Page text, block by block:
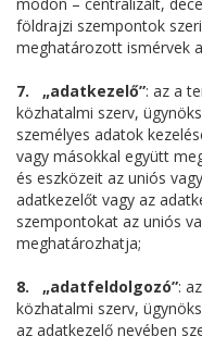
földrajzi szempontok
meghatározott ismérvek
7. „adatkezelő”: az a
közhatalmi szerv,
személyes adatok
vagy másokkal együtt
és eszközeit az uniós
adatkezelőt vagy az
szempontokat az uniós
meghatározhatja;
8. „adatfeldolgozó”:
közhatalmi szerv,
az adatkezelő nevében